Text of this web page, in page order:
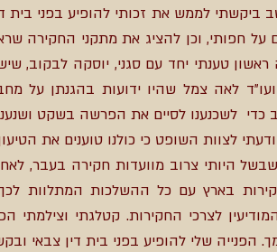
לממש את זכותי להופיע בפני בית
על חפותי, וכן להציג את מתקני החקירה
טענתי יחד עם סגני, יוסקה לבקוב,
ועו"ד לאה צמל שהיו ידועות בהגנתן על
כדי לשכנענו לסיים את הפרשה בשקט
לצוות השופט כי כולנו טוענים את
היותי צרוב מוועדות חקירה בעבר,
בארץ עם כל ההשלכות המתלוות
לצרכי החקירות. קטלגתי
הפנייה שלי להופיע בפני בית דין צבאי